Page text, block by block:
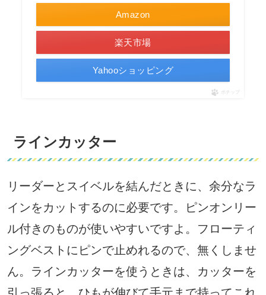
Amazon
楽天市場
Yahooショッピング
ポチップ
ラインカッター
リーダーとスイベルを結んだときに、余分なラ
インをカットするのに必要です。ピンオンリー
ル付きのものが使いやすいですよ。フローティ
ングベストにピンで止めれるので、無くしませ
ん。ラインカッターを使うときは、カッターを